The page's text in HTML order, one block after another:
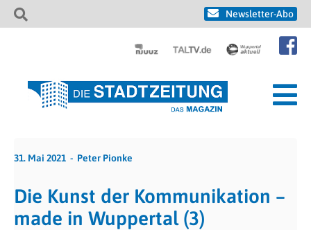
Newsletter-Abo
31. Mai 2021 Peter Pionke
Die Kunst der Kommunikation –
made in Wuppertal (3)